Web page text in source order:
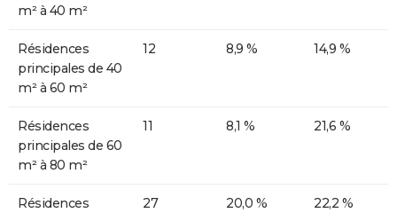
m² à 40 m²
Résidences
principales de 40
m² à 60 m²
12 8,9 % 14,9 %
Résidences
principales de 60
m² à 80 m²
11 8,1 % 21,6 %
Résidences
27 20,0 % 22,2 %